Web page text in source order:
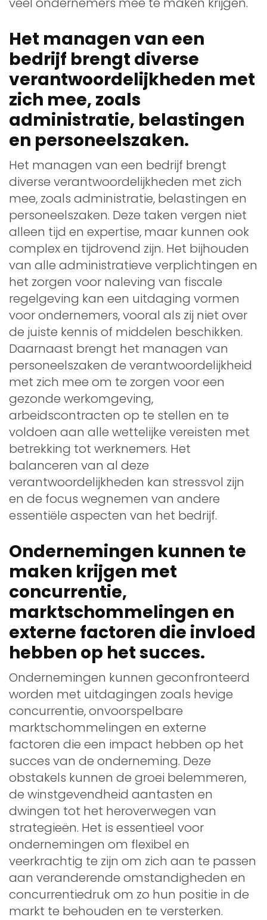
Het managen van een
bedrijf brengt diverse
verantwoordelijkheden met
zich mee, zoals
administratie, belastingen
en personeelszaken.
Het managen van een bedrijf brengt
diverse verantwoordelijkheden met zich
mee, zoals administratie, belastingen en
personeelszaken. Deze taken vergen niet
alleen tijd en expertise, maar kunnen ook
complex en tijdrovend zijn. Het bijhouden
van alle administratieve verplichtingen en
het zorgen voor naleving van fiscale
regelgeving kan een uitdaging vormen
voor ondernemers, vooral als zij niet over
de juiste kennis of middelen beschikken.
Daarnaast brengt het managen van
personeelszaken de verantwoordelijkheid
met zich mee om te zorgen voor een
gezonde werkomgeving,
arbeidscontracten op te stellen en te
voldoen aan alle wettelijke vereisten met
betrekking tot werknemers. Het
balanceren van al deze
verantwoordelijkheden kan stressvol zijn
en de focus wegnemen van andere
essentiële aspecten van het bedrijf.
Ondernemingen kunnen te
maken krijgen met
concurrentie,
marktschommelingen en
externe factoren die invloed
hebben op het succes.
Ondernemingen kunnen geconfronteerd
worden met uitdagingen zoals hevige
concurrentie, onvoorspelbare
marktschommelingen en externe
factoren die een impact hebben op het
succes van de onderneming. Deze
obstakels kunnen de groei belemmeren,
de winstgevendheid aantasten en
dwingen tot het heroverwegen van
strategieën. Het is essentieel voor
ondernemingen om flexibel en
veerkrachtig te zijn om zich aan te passen
aan veranderende omstandigheden en
concurrentiedruk om zo hun positie in de
markt te behouden en te versterken.